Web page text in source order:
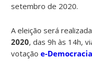
setembro de 2020.
A eleição será
2020, das 9h às 14h,
votaçãoe-Democracia